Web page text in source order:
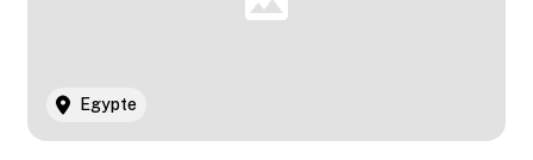
Egypte